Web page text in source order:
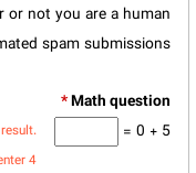
not you are a human
spam submissions.
*
5 + 0 =
4.